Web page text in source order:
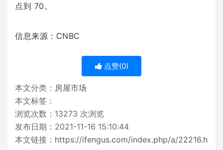
点到 70。
信息来源：CNBC
点赞(0)
本文分类： 房屋市场
本文标签：
浏览次数： 13273 次浏览
发布日期：2021-11-16 15:10:44
本文链接： https://ifengus.com/index.php/a/22216.h